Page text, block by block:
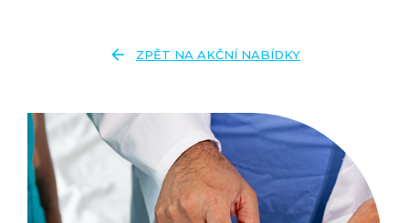
arrow_back ZPĚT NA AKČNÍ NABÍDKY